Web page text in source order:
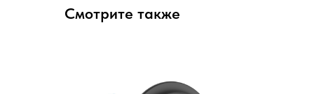
Смотрите также